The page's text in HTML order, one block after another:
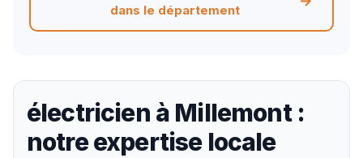
dans le département
électricien à Millemont :
notre expertise locale